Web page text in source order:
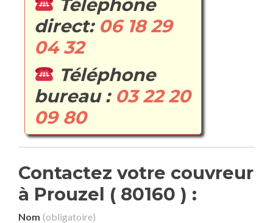
Téléphone
direct: 06 18 29
04 32
Téléphone
bureau : 03 22 20
09 80
Contactez votre couvreur
à Prouzel ( 80160 ) :
Nom (obligatoire)